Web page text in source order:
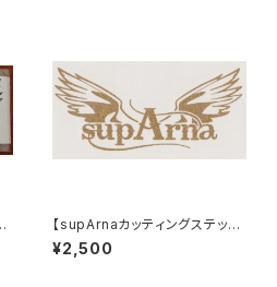
【supArnaカッティングステッカ
ー(ラメ)】
¥2,500